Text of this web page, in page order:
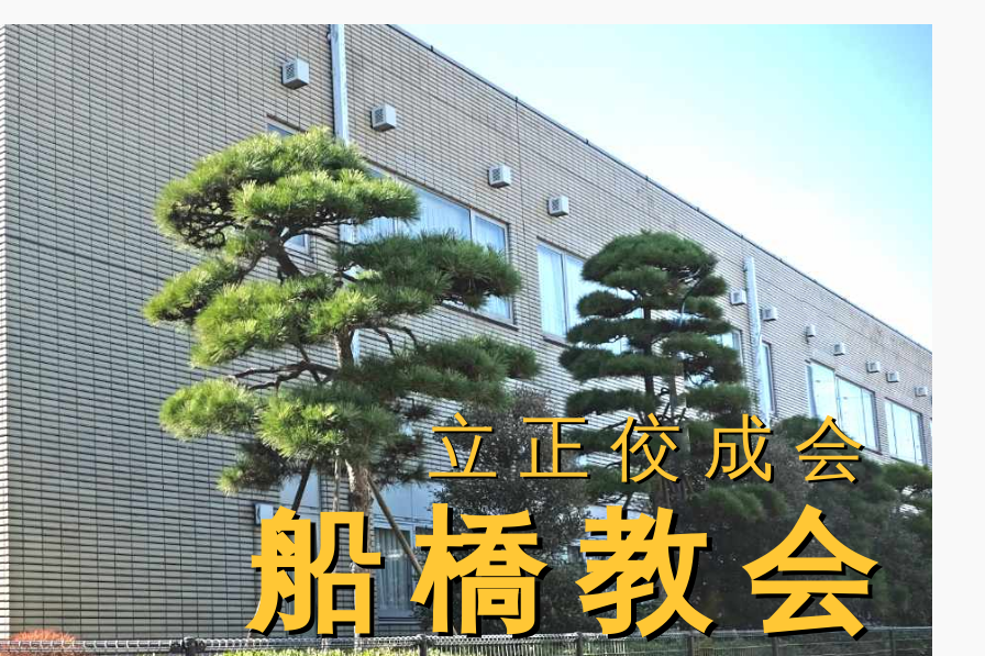
立正佼成会
立正佼成会
船 橋 教 会
船 橋 教 会